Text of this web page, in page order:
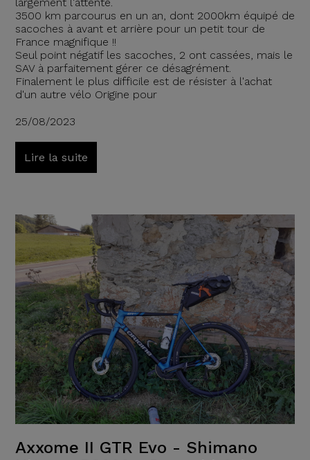
3500 km parcourus en un an, dont 2000km équipé de
sacoches à avant et arrière pour un petit tour de
France magnifique !!
Seul point négatif les sacoches, 2 ont cassées, mais le
SAV à parfaitement gérer ce désagrément.
Finalement le plus difficile est de résister à l'achat
d'un autre vélo Origine pour
25/08/2023
Lire la suite
Axxome II GTR Evo - Shimano